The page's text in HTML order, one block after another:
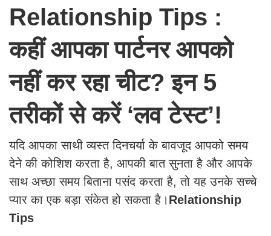
Relationship Tips :
कहीं आपका पार्टनर आपको
नहीं कर रहा चीट? इन 5
तरीकों से करें ‘लव टेस्ट’!
यदि आपका साथी व्यस्त दिनचर्या के बावजूद आपको समय
देने की कोशिश करता है, आपकी बात सुनता है और आपके
साथ अच्छा समय बिताना पसंद करता है, तो यह उनके सच्चे
प्यार का एक बड़ा संकेत हो सकता है। Relationship
Tips